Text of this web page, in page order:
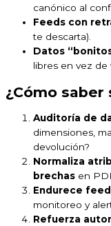
canónico al
Feeds con
te descarta).
Datos
libres en vez de
¿Cómo
Auditoría de
dimensiones,
devolución?
Normaliza
brechas en
Endurece
monitoreo y
Refuerza